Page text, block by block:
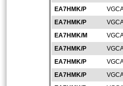
EA7HMK/P
EA7HMK/P
EA7HMK/M
EA7HMK/P
EA7HMK/P
EA7HMK/P